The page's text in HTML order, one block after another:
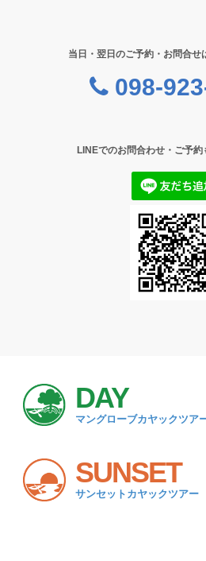
当日・翌日のご予約・お問合せ
098-
LINEでのお問合わせ・ご予約
DAY
マングローブカヤックツア
SUNSET
サンセットカヤックツアー